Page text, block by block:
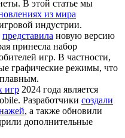
В этой статье мы
из мира
индустрии.
представила новую версию
принесла набор
игр. В частности,
графические режимы, что
игр 2024 года является
Разработчики создали
, а также обновили
дополнительные